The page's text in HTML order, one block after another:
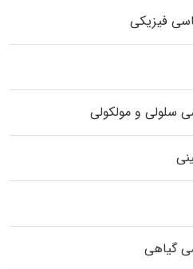
فیزیکی
سلولی و مولکولی
گیاهی